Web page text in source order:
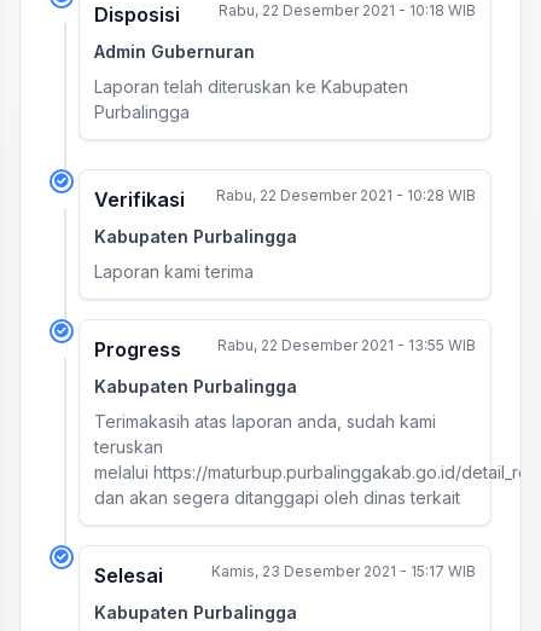
Disposisi Rabu, 22 Desember 2021 - 10:18 WIB
Admin Gubernuran
Laporan telah diteruskan ke Kabupaten
Purbalingga
Verifikasi Rabu, 22 Desember 2021 - 10:28 WIB
Kabupaten Purbalingga
Laporan kami terima
Progress Rabu, 22 Desember 2021 - 13:55 WIB
Kabupaten Purbalingga
Terimakasih atas laporan anda, sudah kami
teruskan
melalui https://maturbup.purbalinggakab.go.id/
dan akan segera ditanggapi oleh dinas terkait
Selesai Kamis, 23 Desember 2021 - 15:17 WIB
Kabupaten Purbalingga